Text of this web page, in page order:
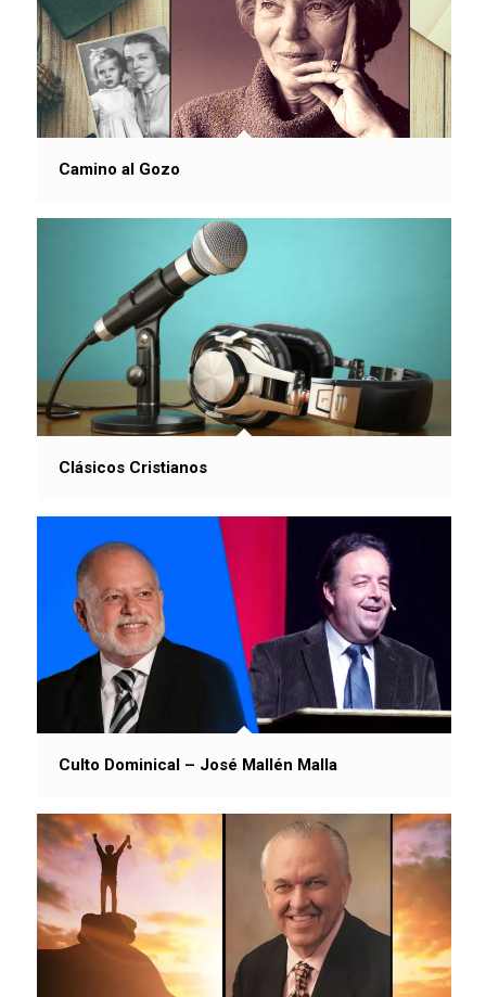
Camino al Gozo
Clásicos Cristianos
Culto Dominical – José Mallén Malla